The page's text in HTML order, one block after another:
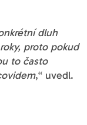
dluh
proto pokud
to často
,“ uvedl.